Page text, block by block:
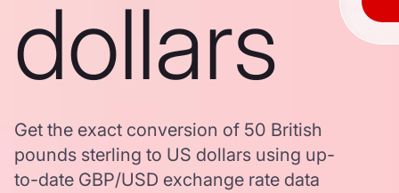
dollars
Get the exact conversion of 50 British
pounds sterling to US dollars using up-
to-date GBP/USD exchange rate data